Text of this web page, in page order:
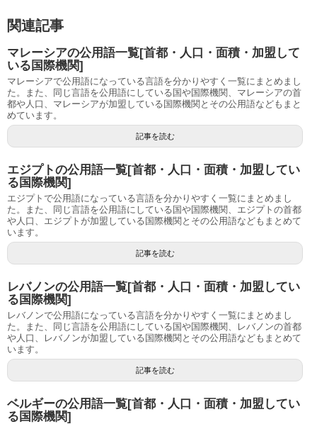
関連記事
マレーシアの公用語一覧[首都・人口・面積・加盟して
いる国際機関]
マレーシアで公用語になっている言語を分かりやすく一覧にまとめまし
た。また、同じ言語を公用語にしている国や国際機関、マレーシアの首
都や人口、マレーシアが加盟している国際機関とその公用語などもまと
めています。
記事を読む
エジプトの公用語一覧[首都・人口・面積・加盟してい
る国際機関]
エジプトで公用語になっている言語を分かりやすく一覧にまとめまし
た。また、同じ言語を公用語にしている国や国際機関、エジプトの首都
や人口、エジプトが加盟している国際機関とその公用語などもまとめて
います。
記事を読む
レバノンの公用語一覧[首都・人口・面積・加盟してい
る国際機関]
レバノンで公用語になっている言語を分かりやすく一覧にまとめまし
た。また、同じ言語を公用語にしている国や国際機関、レバノンの首都
や人口、レバノンが加盟している国際機関とその公用語などもまとめて
います。
記事を読む
ベルギーの公用語一覧[首都・人口・面積・加盟してい
る国際機関]